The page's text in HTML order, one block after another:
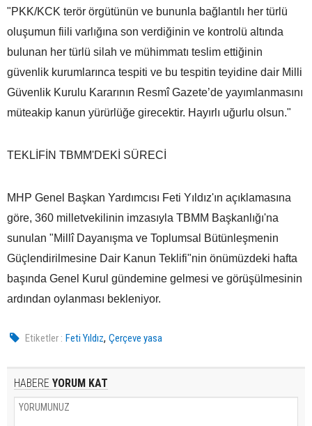
"PKK/KCK terör örgütünün ve bununla bağlantılı her türlü
oluşumun fiili varlığına son verdiğinin ve kontrolü altında
bulunan her türlü silah ve mühimmatı teslim ettiğinin
güvenlik kurumlarınca tespiti ve bu tespitin teyidine dair Milli
Güvenlik Kurulu Kararının Resmî Gazete’de yayımlanmasını
müteakip kanun yürürlüğe girecektir. Hayırlı uğurlu olsun."
TEKLİFİN TBMM'DEKİ SÜRECİ
MHP Genel Başkan Yardımcısı Feti Yıldız'ın açıklamasına
göre, 360 milletvekilinin imzasıyla TBMM Başkanlığı'na
sunulan "Millî Dayanışma ve Toplumsal Bütünleşmenin
Güçlendirilmesine Dair Kanun Teklifi"nin önümüzdeki hafta
başında Genel Kurul gündemine gelmesi ve görüşülmesinin
ardından oylanması bekleniyor.
Etiketler : Feti Yıldız,Çerçeve yasa
HABERE YORUM KAT